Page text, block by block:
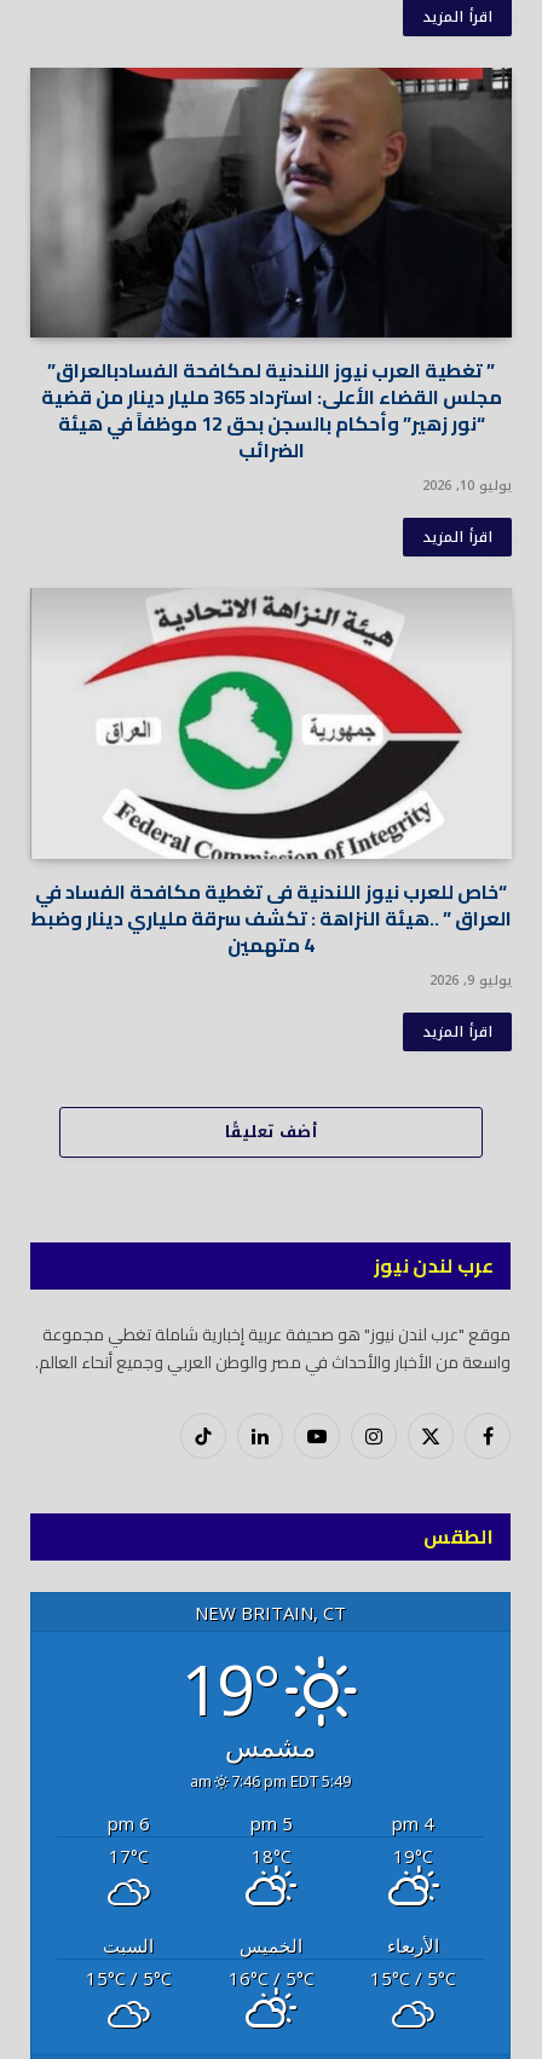
اقرأ المزيد
” تغطية العرب نيوز اللندنية لمكافحة الفسادبالعراق”
مجلس القضاء الأعلى: استرداد 365 مليار دينار من قضية
“نور زهير” وأحكام بالسجن بحق 12 موظفاً في هيئة
الضرائب
يوليو 10, 2026
اقرأ المزيد
“خاص للعرب نيوز اللندنية فى تغطية مكافحة الفساد في
العراق ” ..هيئة النزاهة : تكشف سرقة ملياري دينار وضبط
4 متهمين
يوليو 9, 2026
اقرأ المزيد
أضف تعليقًا
عرب لندن نيوز
موقع "عرب لندن نيوز" هو صحيفة عربية إخبارية شاملة تغطي مجموعة
واسعة من الأخبار والأحداث في مصر والوطن العربي وجميع أنحاء العالم.
فيسبوكX
إنستغراميوتيوب لينكدود
تيك
الطقس
NEW BRITAIN, CT
19°
مشمس
5:49 am
7:46 pm EDT
4 pm
5 pm
6 pm
19°C
18°C
17°C
الأربعاء الخميس
السبت
15°C / 5°C
16°C/ 5°C
15°C/ 5°C